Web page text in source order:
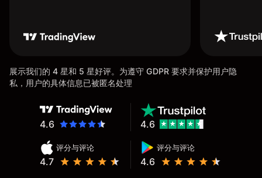
展示我们的 4 星和 5 星好评。为遵守 GDPR 要求并保护用户隐
私，用户的具体信息已被匿名处理
4.6
评分与评论
4.7
评分与评论
4.6
4.6